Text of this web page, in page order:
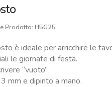
Prodotto: H5G25
è ideale per arricchire le
le giornate di festa.
“vuoto”
mm e dipinto a mano.